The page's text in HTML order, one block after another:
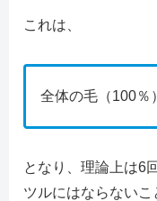
これは、
全体の毛（100％
となり、理論上は6
ツルにはならないこ